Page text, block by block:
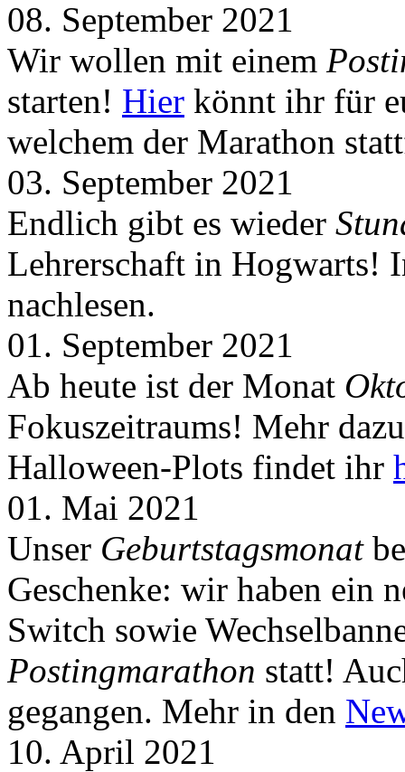
08. September 2021
Wir wollen mit einem
starten! Hier könnt ihr für
welchem der Marathon
03. September 2021
Endlich gibt es wieder
Lehrerschaft in Hogwarts!
nachlesen.
01. September 2021
Ab heute ist der Monat
Fokuszeitraums! Mehr
Halloween-Plots findet ihr
01. Mai 2021
Unser Geburtstagsmonat
Geschenke: wir haben ein
Switch sowie
Postingmarathon statt!
gegangen. Mehr in den
10. April 2021